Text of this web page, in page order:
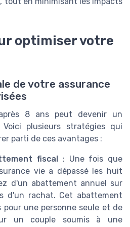
optimiser votre
de votre assurance
8 ans peut devenir un
plusieurs stratégies qui
parti de ces avantages :
fiscal : Une fois que
vie a dépassé les huit
d'un abattement annuel sur
d'un rachat. Cet abattement
une personne seule et de
un couple soumis à une